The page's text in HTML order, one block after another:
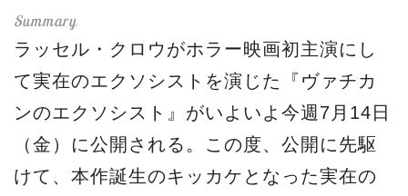
ラッセル・クロウがホラー映画初主演にし
て実在のエクソシストを演じた『ヴァチカ
ンのエクソシスト』がいよいよ今週7月14日
（金）に公開される。この度、公開に先駆
けて、本作誕生のキッカケとなった実在の